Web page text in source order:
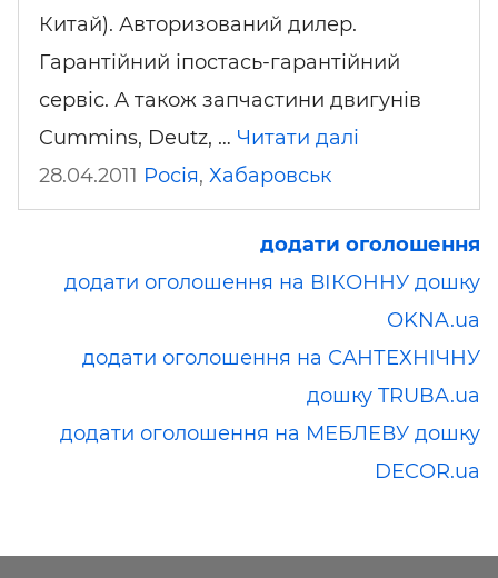
Китай). Авторизований дилер.
Гарантійний іпостась-гарантійний
сервіс. А також запчастини двигунів
Cummins, Deutz, … Читати далі
28.04.2011 Росія, Хабаровськ
додати оголошення
додати оголошення на ВІКОННУ дошку
OKNA.ua
додати оголошення на САНТЕХНІЧНУ
дошку TRUBA.ua
додати оголошення на МЕБЛЕВУ дошку
DECOR.ua